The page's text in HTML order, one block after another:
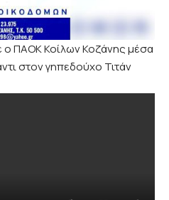
ο ΠΑΟΚ Κοίλων Κοζάνης μέσα
στον γηπεδούχο Τιτάν